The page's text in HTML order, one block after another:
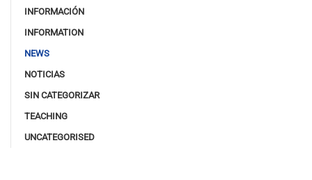
INFORMACIÓN
INFORMATION
NEWS
NOTICIAS
SIN CATEGORIZAR
TEACHING
UNCATEGORISED